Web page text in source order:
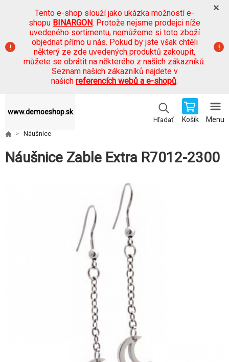
Tento e-shop slouží jako ukázka možností e-
shopu BINARGON. Protože nejsme prodejci níže
uvedeného sortimentu, nemůžeme si toto zboží
objednat přímo u nás. Pokud by jste však chtěli
některý ze zde uvedených produktů zakoupit,
můžete se obrátit na některého z našich zákazníků.
Seznam našich zákazníků najdete v
našich referencích webů a e-shopů.
www.demoeshop.sk
Hľadať Košík Menu
Náušnice
Náušnice Zable Extra R7012-2300